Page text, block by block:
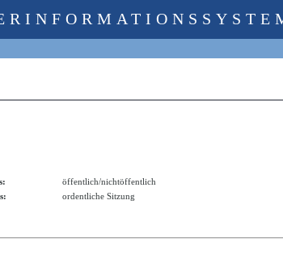
öffentlich/nichtöffentlich
ordentliche Sitzung